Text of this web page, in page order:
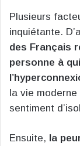
Plusieurs
inquiétante.
des Français
personne à
la vie
sentiment
Ensuite, la